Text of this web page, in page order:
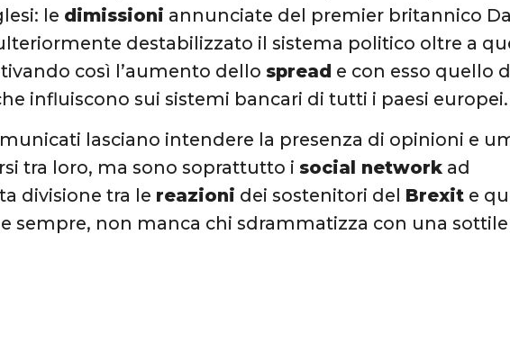
le dimissioni annunciate del premier britannico
destabilizzato il sistema politico oltre a
così l’aumento dello spread e con esso quello
influiscono sui sistemi bancari di tutti i paesi europei.
lasciano intendere la presenza di opinioni e
tra loro, ma sono soprattutto i social network ad
divisione tra le reazioni dei sostenitori del Brexit e
sempre, non manca chi sdrammatizza con una sottile